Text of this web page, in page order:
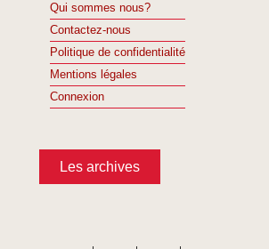
Qui sommes nous?
Contactez-nous
Politique de confidentialité
Mentions légales
Connexion
Les archives